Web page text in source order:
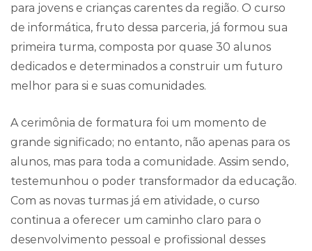
para jovens e crianças carentes da região. O curso
de informática, fruto dessa parceria, já formou sua
primeira turma, composta por quase 30 alunos
dedicados e determinados a construir um futuro
melhor para si e suas comunidades.
A cerimônia de formatura foi um momento de
grande significado; no entanto, não apenas para os
alunos, mas para toda a comunidade. Assim sendo,
testemunhou o poder transformador da educação.
Com as novas turmas já em atividade, o curso
continua a oferecer um caminho claro para o
desenvolvimento pessoal e profissional desses